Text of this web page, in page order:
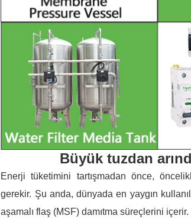
Büyük tuzdan
Enerji tüketimini tartışmadan önce,
gerekir. Şu anda, dünyada en yaygın
aşamalı flaş (MSF) damıtma süreçlerini